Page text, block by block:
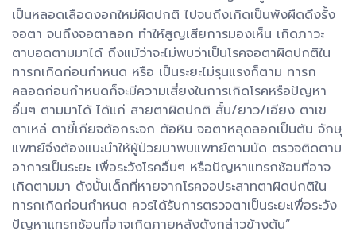
เป็นหลอดเลือดงอกใหม่ผิดปกติ ไปจนถึงเกิดเป็นพังผืดดึงรั้ง
จอตา จนถึงจอตาลอก ทำให้สูญเสียการมองเห็น เกิดภาวะ
ตาบอดตามมาได้ ถึงแม้ว่าจะไม่พบว่าเป็นโรคจอตาผิดปกติใน
ทารกเกิดก่อนกำหนด หรือ เป็นระยะไม่รุนแรงก็ตาม ทารก
คลอดก่อนกำหนดก็จะมีความเสี่ยงในการเกิดโรคหรือปัญหา
อื่นๆ ตามมาได้ ได้แก่ สายตาผิดปกติ สั้น/ยาว/เอียง ตาเข
ตาเหล่ ตาขี้เกียจต้อกระจก ต้อหิน จอตาหลุดลอกเป็นต้น จักษุ
แพทย์จึงต้องแนะนำให้ผู้ป่วยมาพบแพทย์ตามนัด ตรวจติดตาม
อาการเป็นระยะ เพื่อระวังโรคอื่นๆ หรือปัญหาแทรกซ้อนที่อาจ
เกิดตามมา ดังนั้นเด็กที่หายจากโรคจอประสาทตาผิดปกติใน
ทารกเกิดก่อนกำหนด ควรได้รับการตรวจตาเป็นระยะเพื่อระวัง
ปัญหาแทรกซ้อนที่อาจเกิดภายหลังดังกล่าวข้างต้น”